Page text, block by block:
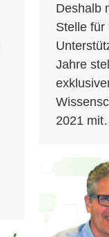
Deshalb
Stelle für
Jahre
2021